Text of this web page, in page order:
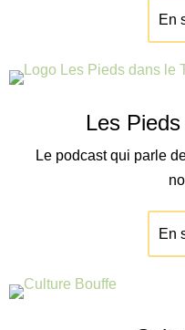
En
Les
Le podcast qui parle
En